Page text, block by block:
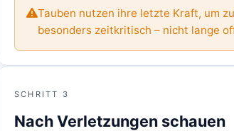
Tauben nutzen ihre letzte Kraft, um
besonders zeitkritisch – nicht lange
SCHRITT 3
Nach Verletzungen schauen